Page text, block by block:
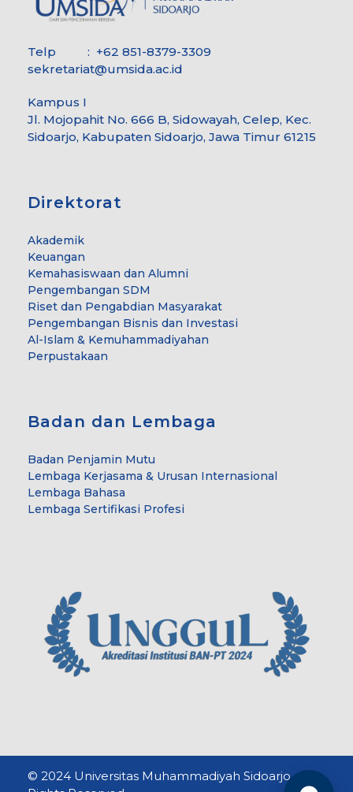
Telp : +62 851-8379-3309
sekretariat@umsida.ac.id
Kampus I
Jl. Mojopahit No. 666 B, Sidowayah, Celep, Kec.
Sidoarjo, Kabupaten Sidoarjo, Jawa Timur 61215
Direktorat
Akademik
Keuangan
Kemahasiswaan dan Alumni
Pengembangan SDM
Riset dan Pengabdian Masyarakat
Pengembangan Bisnis dan Investasi
Al-Islam & Kemuhammadiyahan
Perpustakaan
Badan dan Lembaga
Badan Penjamin Mutu
Lembaga Kerjasama & Urusan Internasional
Lembaga Bahasa
Lembaga Sertifikasi Profesi
© 2024 Universitas Muhammadiyah Sidoarjo. All